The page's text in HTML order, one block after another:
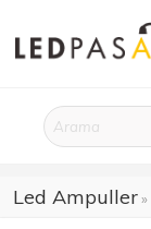
Led Ampuller»